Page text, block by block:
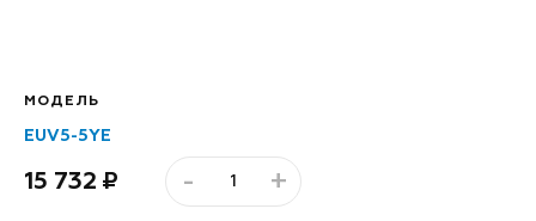
МОДЕЛЬ
EUV5-5YE
15 732 - +